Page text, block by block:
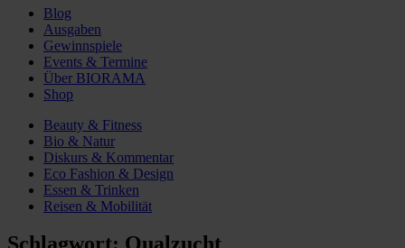
Blog
Ausgaben
Gewinnspiele
Events & Termine
Über BIORAMA
Shop
Beauty & Fitness
Bio & Natur
Diskurs & Kommentar
Eco Fashion & Design
Essen & Trinken
Reisen & Mobilität